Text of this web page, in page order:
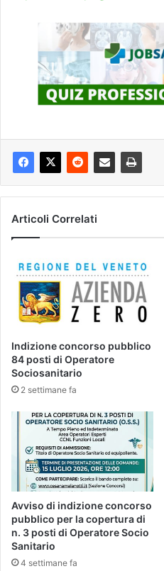
Articoli Correlati
Indizione concorso pubblico
84 posti di Operatore
Sociosanitario
2 settimane fa
Avviso di indizione concorso
pubblico per la copertura di
n. 3 posti di Operatore Socio
Sanitario
4 settimane fa